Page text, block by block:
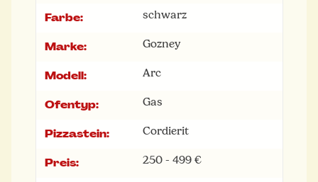
Farbe: schwarz
Marke: Gozney
Modell: Arc
Ofentyp: Gas
Pizzastein: Cordierit
Preis: 250 - 499 €